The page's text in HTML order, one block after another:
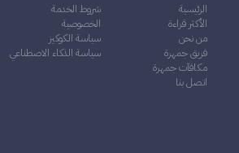
الرئيسية
الأكثر قراءة
من نحن
فريق جمهرة
مكافآت جمهرة
اتصل بنا
شروط الخدمة
الخصوصية
سياسة الكوكيز
سياسة الذكاء الاصطناعي